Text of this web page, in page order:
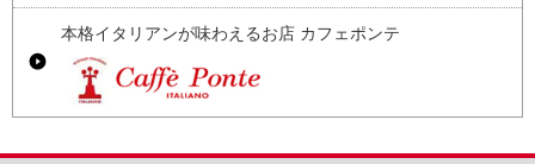
本格イタリアンが味わえるお店 カフェポンテ